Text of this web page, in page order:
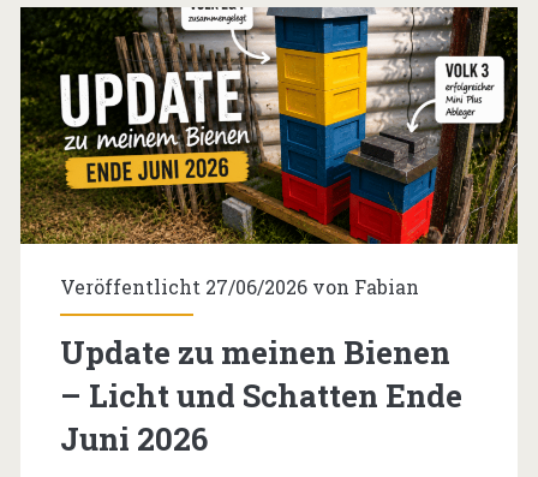
Schlagwort:
<span>Mini
Plus
Ableger</span>
Veröffentlicht 27/06/2026 von Fabian
Update zu meinen Bienen
– Licht und Schatten Ende
Juni 2026